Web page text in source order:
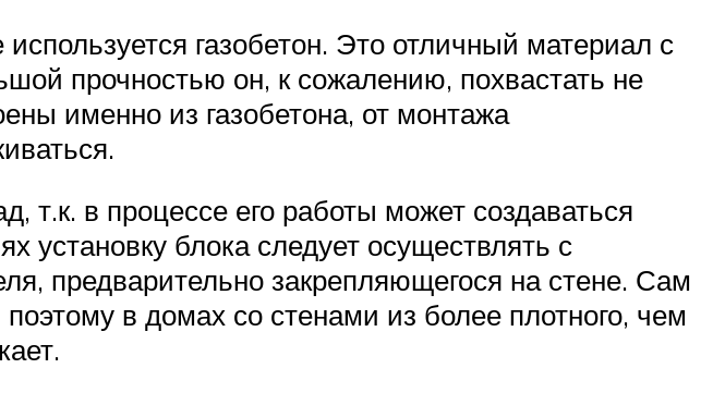
газобетон. Это отличный материал с
прочностью он, к сожалению, похвастать не
именно из газобетона, от монтажа
в процессе его работы может создаваться
установку блока следует осуществлять с
предварительно закрепляющегося на стене. Сам
в домах со стенами из более плотного, чем